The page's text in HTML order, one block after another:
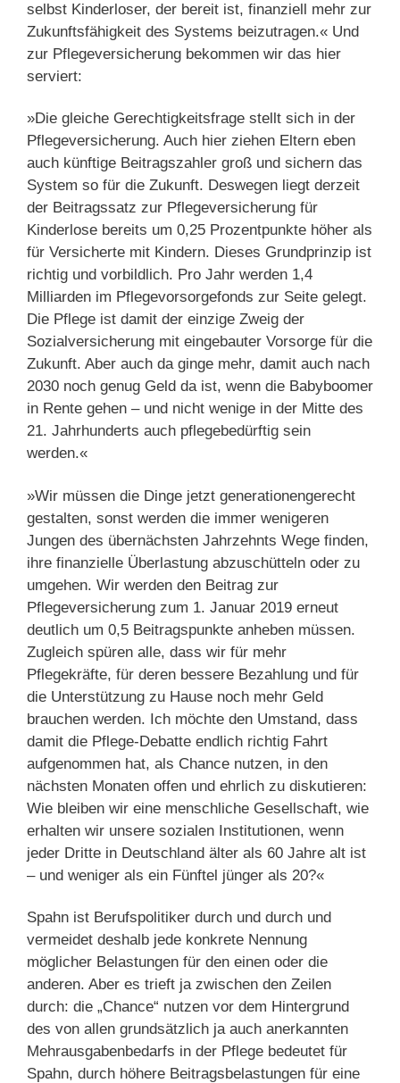
selbst Kinderloser, der bereit ist, finanziell mehr zur
Zukunftsfähigkeit des Systems beizutragen.« Und
zur Pflegeversicherung bekommen wir das hier
serviert:
»Die gleiche Gerechtigkeitsfrage stellt sich in der
Pflegeversicherung. Auch hier ziehen Eltern eben
auch künftige Beitragszahler groß und sichern das
System so für die Zukunft. Deswegen liegt derzeit
der Beitragssatz zur Pflegeversicherung für
Kinderlose bereits um 0,25 Prozentpunkte höher als
für Versicherte mit Kindern. Dieses Grundprinzip ist
richtig und vorbildlich. Pro Jahr werden 1,4
Milliarden im Pflegevorsorgefonds zur Seite gelegt.
Die Pflege ist damit der einzige Zweig der
Sozialversicherung mit eingebauter Vorsorge für die
Zukunft. Aber auch da ginge mehr, damit auch nach
2030 noch genug Geld da ist, wenn die Babyboomer
in Rente gehen – und nicht wenige in der Mitte des
21. Jahrhunderts auch pflegebedürftig sein
werden.«
»Wir müssen die Dinge jetzt generationengerecht
gestalten, sonst werden die immer wenigeren
Jungen des übernächsten Jahrzehnts Wege finden,
ihre finanzielle Überlastung abzuschütteln oder zu
umgehen. Wir werden den Beitrag zur
Pflegeversicherung zum 1. Januar 2019 erneut
deutlich um 0,5 Beitragspunkte anheben müssen.
Zugleich spüren alle, dass wir für mehr
Pflegekräfte, für deren bessere Bezahlung und für
die Unterstützung zu Hause noch mehr Geld
brauchen werden. Ich möchte den Umstand, dass
damit die Pflege-Debatte endlich richtig Fahrt
aufgenommen hat, als Chance nutzen, in den
nächsten Monaten offen und ehrlich zu diskutieren:
Wie bleiben wir eine menschliche Gesellschaft, wie
erhalten wir unsere sozialen Institutionen, wenn
jeder Dritte in Deutschland älter als 60 Jahre alt ist
– und weniger als ein Fünftel jünger als 20?«
Spahn ist Berufspolitiker durch und durch und
vermeidet deshalb jede konkrete Nennung
möglicher Belastungen für den einen oder die
anderen. Aber es trieft ja zwischen den Zeilen
durch: die „Chance“ nutzen vor dem Hintergrund
des von allen grundsätzlich ja auch anerkannten
Mehrausgabenbedarfs in der Pflege bedeutet für
Spahn, durch höhere Beitragsbelastungen für eine